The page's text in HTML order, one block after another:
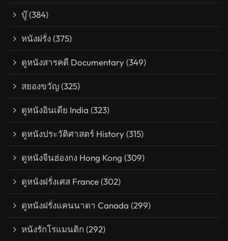
บู๊(384)
หนังฝรั่ง (375)
ดูหนังสารคดี Documentary(349)
สยองขวัญ(325)
ดูหนังอินเดีย India (323)
ดูหนังประวัติศาสตร์ History(315)
ดูหนังจีนฮ่องกง Hong Kong (309)
ดูหนังฝรั่งเศส France(302)
ดูหนังฝรั่งแคนนาดา Canada (299)
หนังรักโรแมนติก (292)